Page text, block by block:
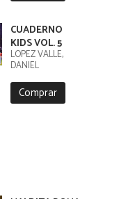
CUADERNO
KIDS VOL. 5
LÓPEZ VALLE,
DANIEL
Comprar